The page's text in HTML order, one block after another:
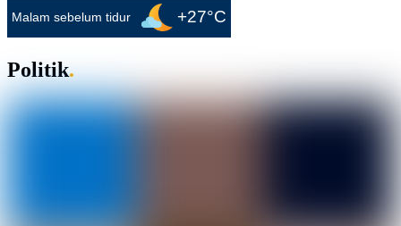
Malam sebelum tidur +27°C
Politik.